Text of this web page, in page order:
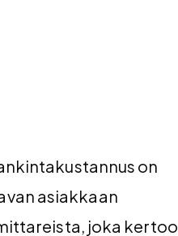
on
asiakkaan
joka kertoo